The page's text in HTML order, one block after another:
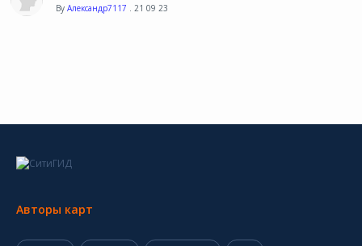
By Александр7117 . 21 09 23
Авторы карт